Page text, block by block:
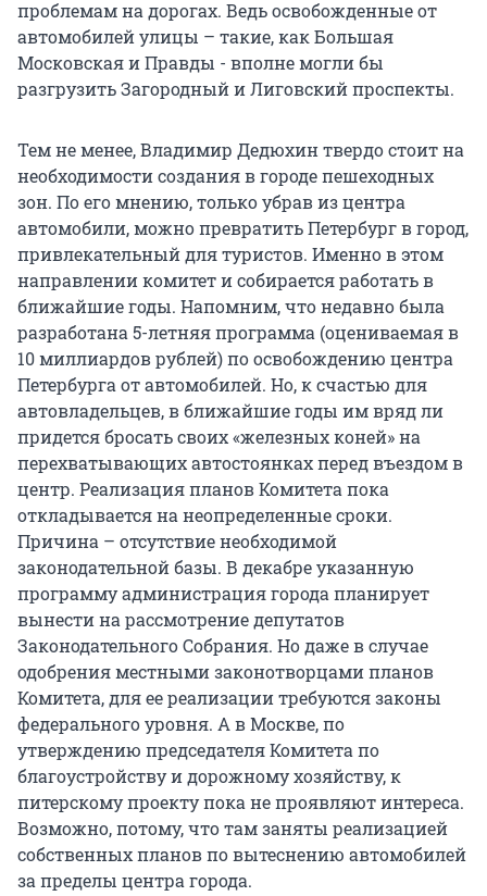
проблемам на дорогах. Ведь освобожденные от
автомобилей улицы – такие, как Большая
Московская и Правды - вполне могли бы
разгрузить Загородный и Лиговский проспекты.
Тем не менее, Владимир Дедюхин твердо стоит на
необходимости создания в городе пешеходных
зон. По его мнению, только убрав из центра
автомобили, можно превратить Петербург в город,
привлекательный для туристов. Именно в этом
направлении комитет и собирается работать в
ближайшие годы. Напомним, что недавно была
разработана 5-летняя программа (оцениваемая в
10 миллиардов рублей) по освобождению центра
Петербурга от автомобилей. Но, к счастью для
автовладельцев, в ближайшие годы им вряд ли
придется бросать своих «железных коней» на
перехватывающих автостоянках перед въездом в
центр. Реализация планов Комитета пока
откладывается на неопределенные сроки.
Причина – отсутствие необходимой
законодательной базы. В декабре указанную
программу администрация города планирует
вынести на рассмотрение депутатов
Законодательного Собрания. Но даже в случае
одобрения местными законотворцами планов
Комитета, для ее реализации требуются законы
федерального уровня. А в Москве, по
утверждению председателя Комитета по
благоустройству и дорожному хозяйству, к
питерскому проекту пока не проявляют интереса.
Возможно, потому, что там заняты реализацией
собственных планов по вытеснению автомобилей
за пределы центра города.